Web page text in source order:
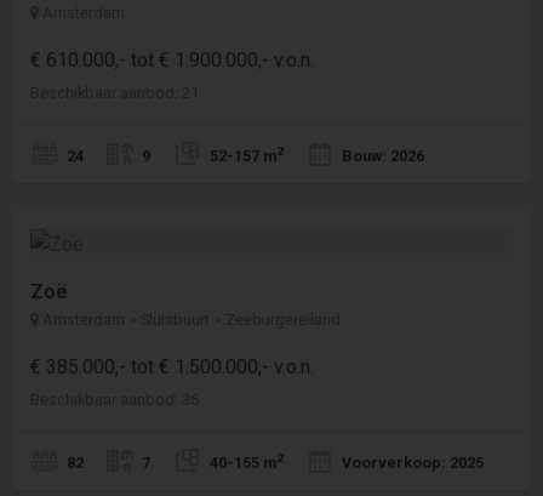
Amsterdam
€ 610.000,- tot € 1.900.000,- v.o.n.
Beschikbaar aanbod: 21
24 9 52-157 m2 Bouw: 2026
Zoë
Amsterdam > Sluisbuurt > Zeeburgereiland
€ 385.000,- tot € 1.500.000,- v.o.n.
Beschikbaar aanbod: 36
82 7 40-155 m2 Voorverkoop: 2025